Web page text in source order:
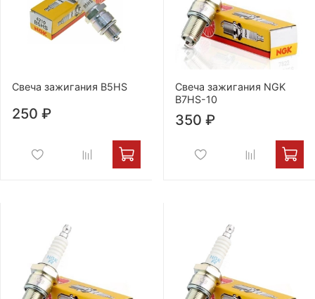
Свеча зажигания B5HS
250 ₽
Свеча зажигания NGK
B7HS-10
350 ₽